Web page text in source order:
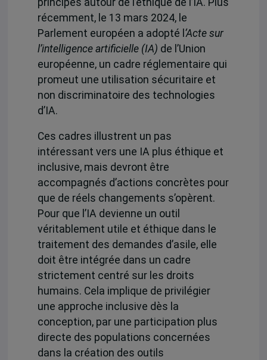
récemment, le 13 mars 2024, le
Parlement européen a adopté ‘Acte sur
l’intelligence artificielle (IA) de l’Union
européenne, un cadre réglementaire qui
promeut une utilisation sécuritaire et
non discriminatoire des technologies
d’IA.
Ces cadres illustrent un pas
intéressant vers une IA plus éthique et
inclusive, mais devront être
accompagnés d’actions concrètes pour
que de réels changements s’opèrent.
Pour que l’IA devienne un outil
véritablement utile et éthique dans le
traitement des demandes d’asile, elle
doit être intégrée dans un cadre
strictement centré sur les droits
humains. Cela implique de privilégier
une approche inclusive dès la
conception,par une participation plus
directe des populations concernées
dans la création des outils